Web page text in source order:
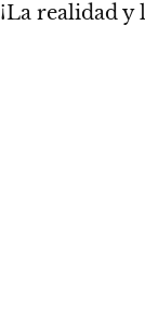
¡La realidad y